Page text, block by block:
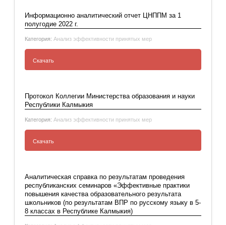
«КРИПКРО в системе профессионального
развития педагогов Республики Калмыкия за
Информационно аналитический отчет ЦНППМ за 1
полугодие 2022 г.
Категория:Анализ эффективности принятых мер
Скачать
ЦНППМ за 1 полугодие 2022 г.
Протокол Коллегии Министерства образования и науки
Республики Калмыкия
Категория:Анализ эффективности принятых мер
Скачать
Аналитическая справка по результатам проведения
республиканских семинаров «Эффективные практики
повышения качества образовательного результата
школьников (по результатам ВПР по русскому языку в 5-
8 классах в Республике Калмыкия)